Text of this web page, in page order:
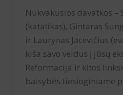
Nukvakusios davatkos –
(katalikas), Gintaras
ir Laurynas Jacevičius
kiša savo veidus į jūsų
Reformacija ir kitos
baisybės tiesioginiame